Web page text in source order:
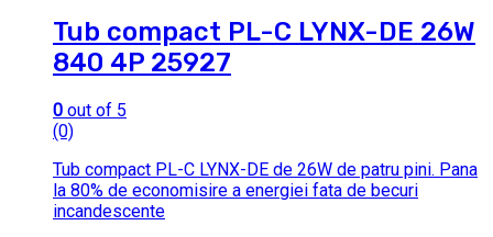
Tub compact PL-C LYNX-DE 26W
840 4P 25927
0 out of 5
(0)
Tub compact PL-C LYNX-DE de 26W de patru pini. Pana
la 80% de economisire a energiei fata de becuri
incandescente